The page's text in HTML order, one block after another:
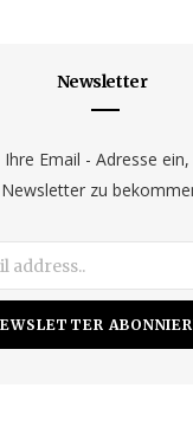
k
a
g
r
a
Newsletter
Ihre Email - Adresse
Newsletter zu